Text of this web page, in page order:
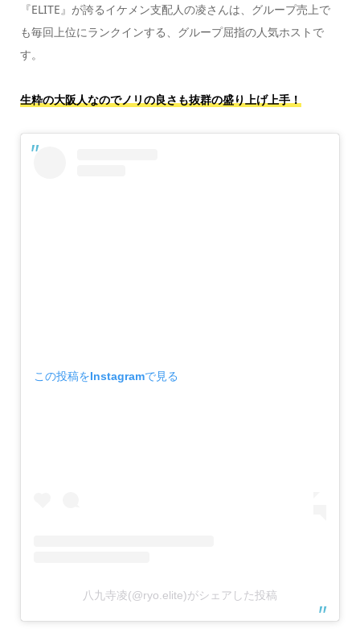
『ELITE』が誇るイケメン支配人の凌さんは、グループ売上で
も毎回上位にランクインする、グループ屈指の人気ホストで
す。
生粋の大阪人なのでノリの良さも抜群の盛り上げ上手！
この投稿をInstagramで見る
八九寺凌(@ryo.elite)がシェアした投稿